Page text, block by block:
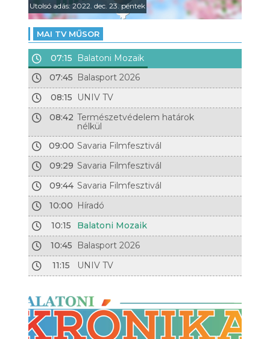
Utolsó adás: 2022. dec. 23. péntek
MAI TV MŰSOR
07:15
Balatoni Mozaik
07:45 Balasport 2026
08:15
UNIV TV
08:42 Természetvédelem határok
nélkül
09:00 Savaria Filmfesztivál
09:29 Savaria Filmfesztivál
09:44 Savaria Filmfesztivál
10:00 Híradó
10:15
Balatoni Mozaik
10:45
Balasport 2026
11:15
UNIV TV